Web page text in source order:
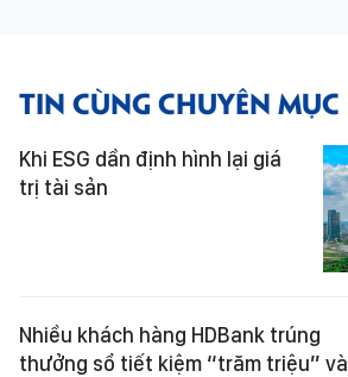
TIN CÙNG CHUYÊN MỤC
Khi ESG dần định hình lại giá
trị tài sản
Nhiều khách hàng HDBank trúng
thưởng sổ tiết kiệm “trăm triệu” và